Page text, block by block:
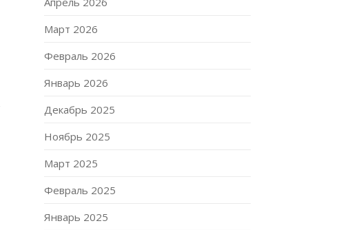
Март 2026
Февраль 2026
Январь 2026
Декабрь 2025
Ноябрь 2025
Март 2025
Февраль 2025
Январь 2025